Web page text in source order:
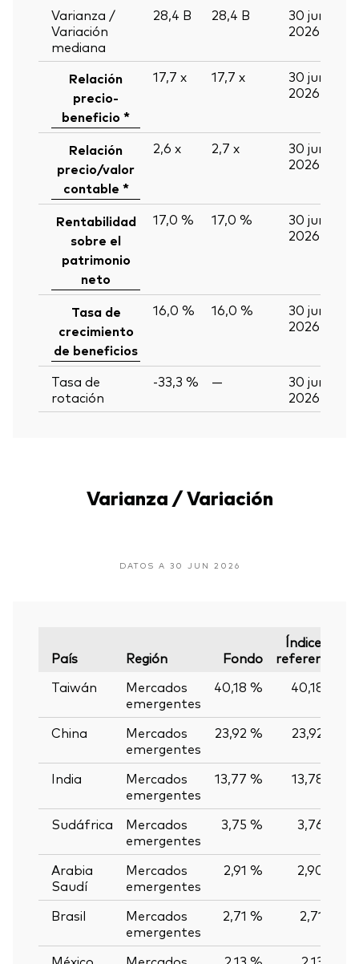
Varianza /
Variación
mediana
28,4 B 28,4 B
30 jun
2026
Relación
precio-
beneficio *
17,7 x 17,7 x
30 jun
2026
Relación
precio/valor
contable *
2,6 x 2,7 x
30 jun
2026
Rentabilidad
sobre el
patrimonio
neto
17,0 % 17,0 %
30 jun
2026
Tasa de
crecimiento
de beneficios
16,0 % 16,0 %
30 jun
2026
Tasa de
rotación
-33,3 % —
30 jun
2026
Varianza / Variación
DATOS A 30 JUN 2026
País Región Fondo
Índice de
referencia
Taiwán
Mercados
emergentes
40,18 % 40,18 %
China
Mercados
emergentes
23,92 % 23,92 %
India
Mercados
emergentes
13,77 % 13,78 %
Sudáfrica
Mercados
emergentes
3,75 % 3,76 %
Arabia
Saudí
Mercados
emergentes
2,91 % 2,90 %
Brasil
Mercados
emergentes
2,71 % 2,71 %